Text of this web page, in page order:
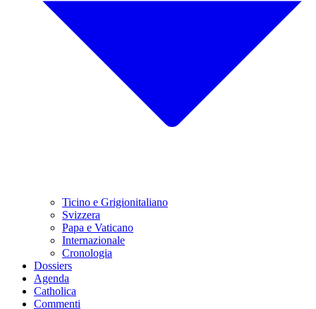
Ticino e Grigionitaliano
Svizzera
Papa e Vaticano
Internazionale
Cronologia
Dossiers
Agenda
Catholica
Commenti